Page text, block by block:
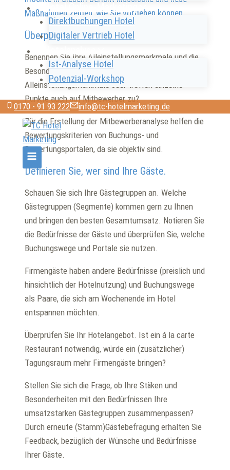
Hotel Online-Marketing
Direktbuchungen Hotel
Digitaler Vertrieb Hotel
Ist-Analyse Hotel
Potenzial-Workshop
0170 - 91 93 222 info@tc-hotelmarketing.de
Maßnahmen zeigen, wie Sie vorgehen können.
Überprüfen Sie Ihr Hotelprofil:
Benennen Sie Ihre Alleinstellungsmerkmale und die
Besonderheiten. Sind es wirklich
Alleinstellungsmerkmale oder treffen einzelne
Punkte auch auf Mitbewerber zu?
Für die Erstellung der Mitbewerberanalyse helfen die
Bewertungskriterien von Buchungs- und
Bewertungsportalen, da sie objektiv sind.
Definieren Sie, wer sind Ihre Gäste.
Schauen Sie sich Ihre Gästegruppen an. Welche
Gästegruppen (Segmente) kommen gern zu Ihnen
und bringen den besten Gesamtumsatz. Notieren Sie
die Bedürfnisse der Gäste und überprüfen Sie, welche
Buchungswege und Portale sie nutzen.
Firmengäste haben andere Bedürfnisse (preislich und
hinsichtlich der Hotelnutzung) und Buchungswege
als Paare, die sich am Wochenende im Hotel
entspannen möchten.
Überprüfen Sie Ihr Hotelangebot. Ist ein á la carte
Restaurant notwendig, würde ein (zusätzlicher)
Tagungsraum mehr Firmengäste bringen?
Stellen Sie sich die Frage, ob Ihre Stäken und
Besonderheiten mit den Bedürfnissen Ihre
umsatzstarken Gästegruppen zusammenpassen?
Durch erneute (Stamm)Gästebefragung erhalten Sie
Feedback, bezüglich der Wünsche und Bedürfnisse
Ihrer Gäste.